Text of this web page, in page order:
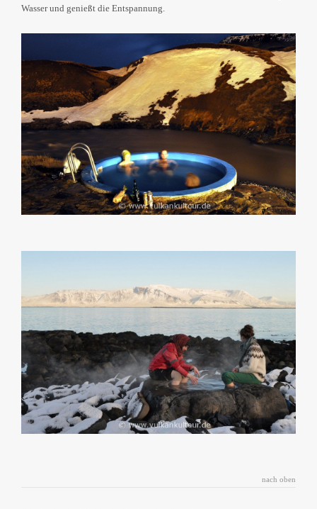
Wasser und genießt die Entspannung.
nach oben